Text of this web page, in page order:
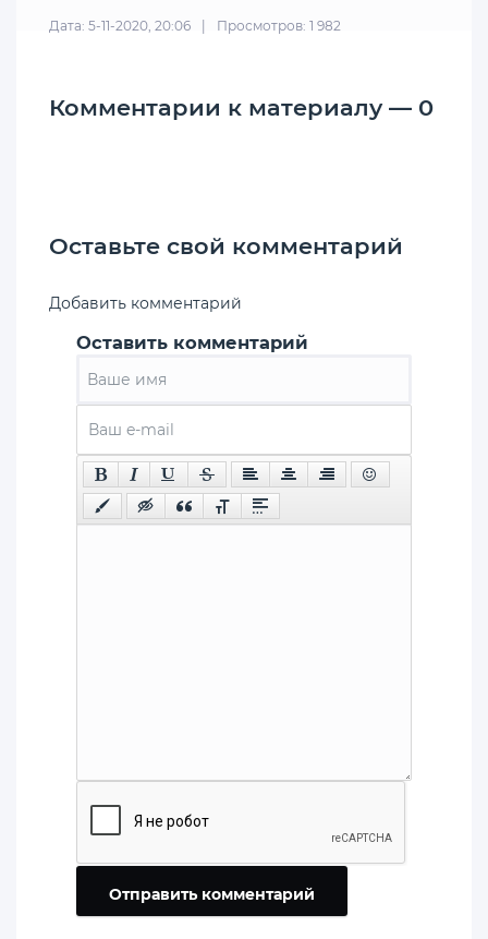
Дата: 5-11-2020, 20:06 | Просмотров: 1 982
Комментарии к материалу — 0
Оставьте свой комментарий
Добавить комментарий
Оставить комментарий
Отправить комментарий